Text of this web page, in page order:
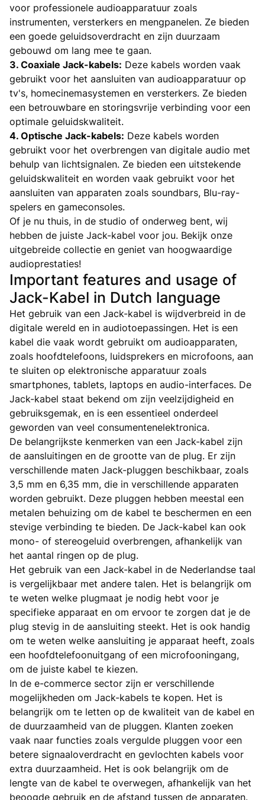
voor professionele audioapparatuur zoals
instrumenten, versterkers en mengpanelen. Ze bieden
een goede geluidsoverdracht en zijn duurzaam
gebouwd om lang mee te gaan.
3. Coaxiale Jack-kabels: Deze kabels worden vaak
gebruikt voor het aansluiten van audioapparatuur op
tv's, homecinemasystemen en versterkers. Ze bieden
een betrouwbare en storingsvrije verbinding voor een
optimale geluidskwaliteit.
4. Optische Jack-kabels: Deze kabels worden
gebruikt voor het overbrengen van digitale audio met
behulp van lichtsignalen. Ze bieden een uitstekende
geluidskwaliteit en worden vaak gebruikt voor het
aansluiten van apparaten zoals soundbars, Blu-ray-
spelers en gameconsoles.
Of je nu thuis, in de studio of onderweg bent, wij
hebben de juiste Jack-kabel voor jou. Bekijk onze
uitgebreide collectie en geniet van hoogwaardige
audioprestaties!
Important features and usage of
Jack-Kabel in Dutch language
Het gebruik van een Jack-kabel is wijdverbreid in de
digitale wereld en in audiotoepassingen. Het is een
kabel die vaak wordt gebruikt om audioapparaten,
zoals hoofdtelefoons, luidsprekers en microfoons, aan
te sluiten op elektronische apparatuur zoals
smartphones, tablets, laptops en audio-interfaces. De
Jack-kabel staat bekend om zijn veelzijdigheid en
gebruiksgemak, en is een essentieel onderdeel
geworden van veel consumentenelektronica.
De belangrijkste kenmerken van een Jack-kabel zijn
de aansluitingen en de grootte van de plug. Er zijn
verschillende maten Jack-pluggen beschikbaar, zoals
3,5 mm en 6,35 mm, die in verschillende apparaten
worden gebruikt. Deze pluggen hebben meestal een
metalen behuizing om de kabel te beschermen en een
stevige verbinding te bieden. De Jack-kabel kan ook
mono- of stereogeluid overbrengen, afhankelijk van
het aantal ringen op de plug.
Het gebruik van een Jack-kabel in de Nederlandse taal
is vergelijkbaar met andere talen. Het is belangrijk om
te weten welke plugmaat je nodig hebt voor je
specifieke apparaat en om ervoor te zorgen dat je de
plug stevig in de aansluiting steekt. Het is ook handig
om te weten welke aansluiting je apparaat heeft, zoals
een hoofdtelefoonuitgang of een microfooningang,
om de juiste kabel te kiezen.
In de e-commerce sector zijn er verschillende
mogelijkheden om Jack-kabels te kopen. Het is
belangrijk om te letten op de kwaliteit van de kabel en
de duurzaamheid van de pluggen. Klanten zoeken
vaak naar functies zoals vergulde pluggen voor een
betere signaaloverdracht en gevlochten kabels voor
extra duurzaamheid. Het is ook belangrijk om de
lengte van de kabel te overwegen, afhankelijk van het
beoogde gebruik en de afstand tussen de apparaten.